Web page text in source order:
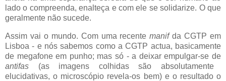
lado o compreenda, enalteça e com ele se solidarize. O que
geralmente não sucede.
Assim vai o mundo. Com uma recentemanifda CGTP em
Lisboa - e nós sabemos como a CGTP actua, basicamente
de megafone em punho; mas só - a deixar empulgar-se de
antifas (as imagens colhidas são absolutamente
elucidativas, o microscópio revela-os bem) e o resultado o